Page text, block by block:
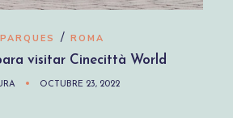
PARQUES / ROMA
visitar Cinecittà World
OCTUBRE 23, 2022